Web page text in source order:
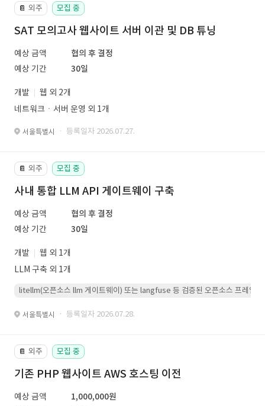
📔 외주 모집 중
SAT 모의고사 웹사이트 서버 이관 및 DB 튜닝
예상 금액
협의 후 결정
예상 기간
30일
개발
웹 외 2개
네트워크ㆍ서버 운영 외 1개
서울특별시 · 등록일자 2026.07.27.
📔 외주 모집 중
사내 통합 LLM API 게이트웨이 구축
예상 금액
협의 후 결정
예상 기간
30일
개발
웹 외 1개
LLM 구축 외 1개
litellm(오픈소스 llm 게이트웨이) 또는 langfuse 등 검증된 오픈소스 프레임워
서울특별시 · 등록일자 2026.07.28.
📔 외주 모집 중
기존 PHP 웹사이트 AWS 호스팅 이전
예상 금액
1,000,000원